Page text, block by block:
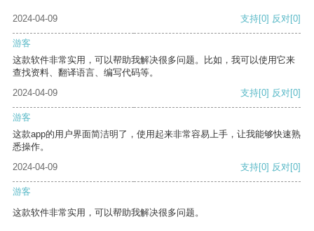
2024-04-09 支持[0] 反对[0]
游客
这款软件非常实用，可以帮助我解决很多问题。比如，我可以使用它来
查找资料、翻译语言、编写代码等。
2024-04-09
支持[0] 反对[0]
游客
这款app的用户界面简洁明了，使用起来非常容易上手，让我能够快速熟
悉操作。
2024-04-09
支持[0] 反对[0]
游客
这款软件非常实用，可以帮助我解决很多问题。